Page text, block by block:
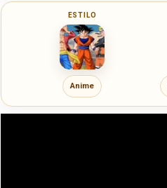
ESTILO
Anime